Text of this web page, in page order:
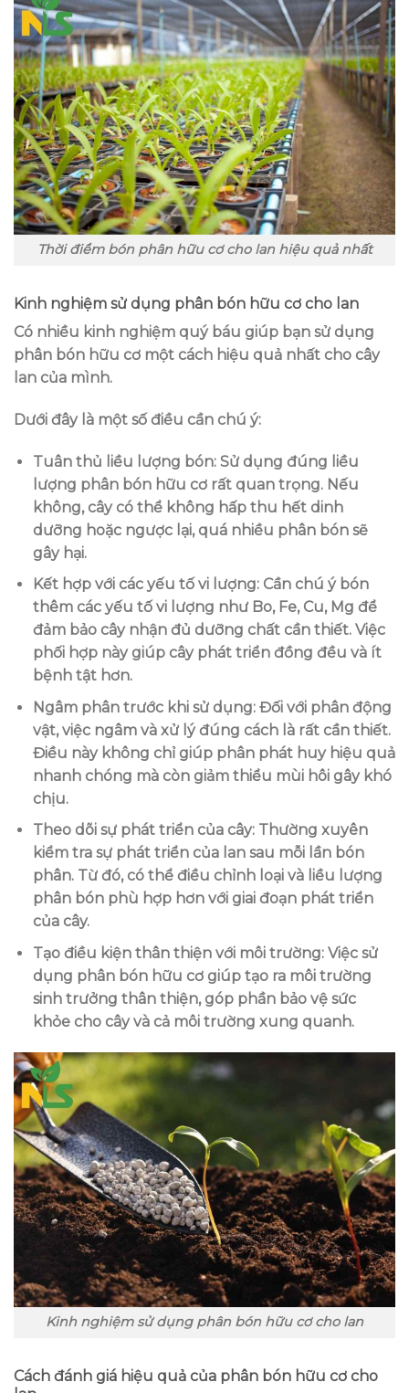
Thời điểm bón phân hữu cơ cho lan hiệu quả nhất
Kinh nghiệm sử dụng phân bón hữu cơ cho lan
Có nhiều kinh nghiệm quý báu giúp bạn sử dụng
phân bón hữu cơ một cách hiệu quả nhất cho cây
lan của mình.
Dưới đây là một số điều cần chú ý:
Tuân thủ liều lượng bón: Sử dụng đúng liều
lượng phân bón hữu cơ rất quan trọng. Nếu
không, cây có thể không hấp thu hết dinh
dưỡng hoặc ngược lại, quá nhiều phân bón sẽ
gây hại.
Kết hợp với các yếu tố vi lượng: Cần chú ý bón
thêm các yếu tố vi lượng như Bo, Fe, Cu, Mg để
đảm bảo cây nhận đủ dưỡng chất cần thiết. Việc
phối hợp này giúp cây phát triển đồng đều và ít
bệnh tật hơn.
Ngâm phân trước khi sử dụng: Đối với phân động
vật, việc ngâm và xử lý đúng cách là rất cần thiết.
Điều này không chỉ giúp phân phát huy hiệu quả
nhanh chóng mà còn giảm thiểu mùi hôi gây khó
chịu.
Theo dõi sự phát triển của cây: Thường xuyên
kiểm tra sự phát triển của lan sau mỗi lần bón
phân. Từ đó, có thể điều chỉnh loại và liều lượng
phân bón phù hợp hơn với giai đoạn phát triển
của cây.
Tạo điều kiện thân thiện với môi trường: Việc sử
dụng phân bón hữu cơ giúp tạo ra môi trường
sinh trưởng thân thiện, góp phần bảo vệ sức
khỏe cho cây và cả môi trường xung quanh.
Kinh nghiệm sử dụng phân bón hữu cơ cho lan
Cách đánh giá hiệu quả của phân bón hữu cơ cho